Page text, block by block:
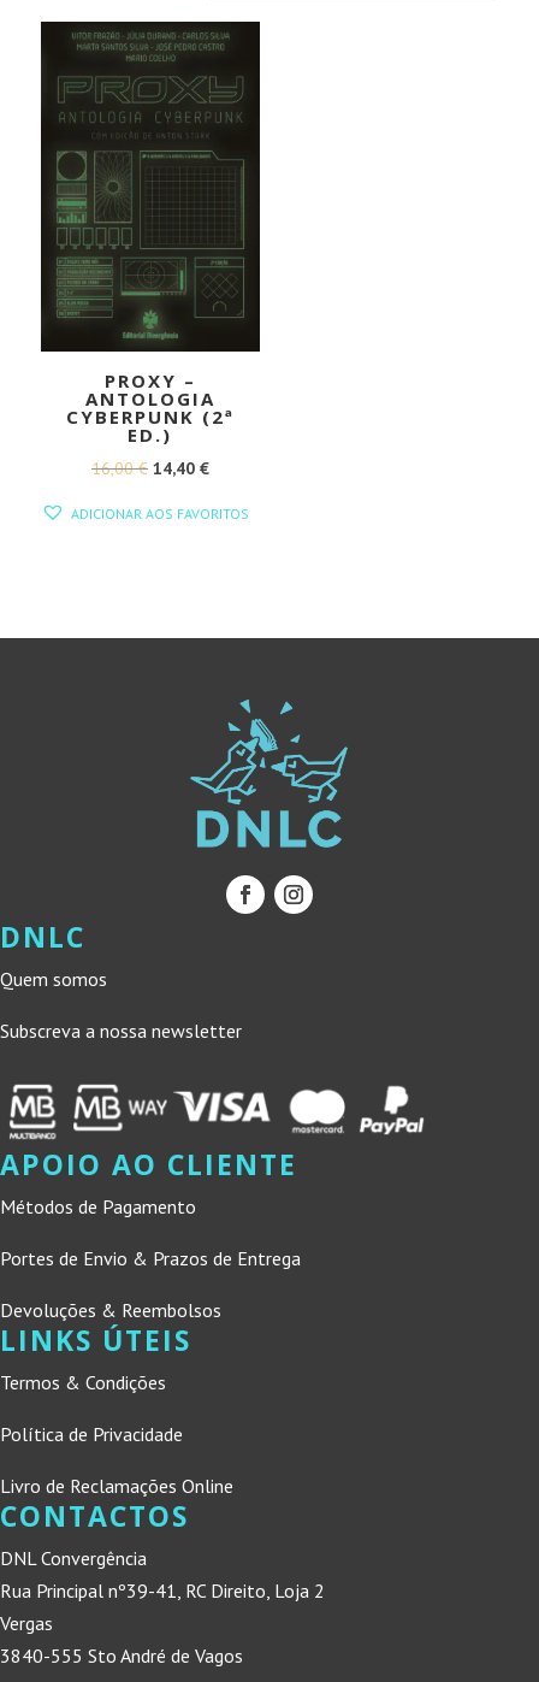
PROXY –
ANTOLOGIA
CYBERPUNK (2ª
ED.)
16,00€ O
14,40 €O
ADICIONAR AOS FAVORITOS
DNLC
Quem somos
Subscreva a nossa newsletter
APOIO AO CLIENTE
Métodos de Pagamento
Portes de Envio & Prazos de Entrega
Devoluções & Reembolsos
LINKS ÚTEIS
Termos & Condições
Política de Privacidade
Livro de Reclamações Online
CONTACTOS
DNL Convergência
Rua Principal nº39-41, RC Direito, Loja 2
Vergas
3840-555 Sto André de Vagos